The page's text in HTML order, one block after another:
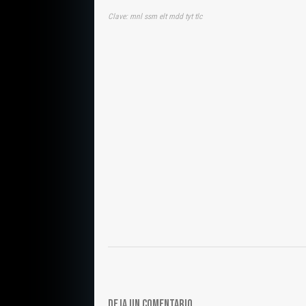
Clave: mnl ssm elt mdd tyt tlc